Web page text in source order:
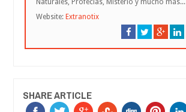
Naturales, Profecías, Misterio y mucho más...
Website: Extranotix
SHARE ARTICLE